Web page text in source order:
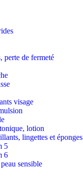
perte de fermeté
visage
lotion
lingettes et éponges
5
6
sensible